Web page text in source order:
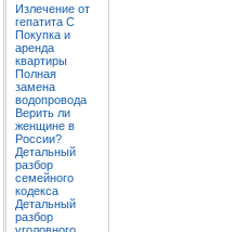
Излечение от
гепатита C
Покупка и
аренда
квартиры
Полная
замена
водопровода
Верить ли
женщине в
России?
Детальный
разбор
семейного
кодекса
Детальный
разбор
уголовного